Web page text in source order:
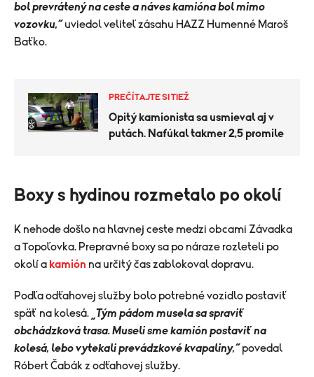
bol prevrátený na ceste a náves kamióna bol mimo
vozovku,“ uviedol veliteľ zásahu HAZZ Humenné Maroš
Baťko.
PREČÍTAJTE SI TIEŽ
Opitý kamionista sa usmieval aj v
putách. Nafúkal takmer 2,5 promile
Boxy s hydinou rozmetalo po okolí
K nehode došlo na hlavnej ceste medzi obcami Závadka
a Topoľovka. Prepravné boxy sa po náraze rozleteli po
okolí a kamión na určitý čas zablokoval dopravu.
Podľa odťahovej služby bolo potrebné vozidlo postaviť
späť na kolesá.
„Tým pádom musela sa spraviť
obchádzková trasa. Museli sme kamión postaviť na
kolesá, lebo vytekali prevádzkové kvapaliny,“ povedal
Róbert Čabák z odťahovej služby.